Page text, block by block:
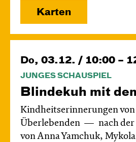
Karten
Do, 03.12. / 10:00 –
JUNGES SCHAUSPIEL
Blinde­kuh mit
Kindheitserinnerungen
Überlebenden
nach
von Anna Yamchuk,